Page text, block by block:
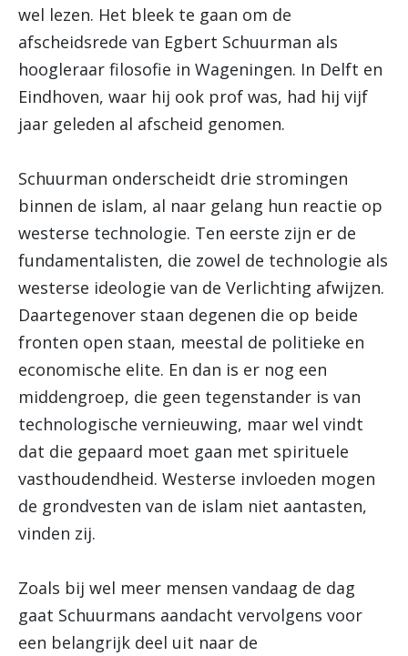
wel lezen. Het bleek te gaan om de
afscheidsrede van Egbert Schuurman als
hoogleraar filosofie in Wageningen. In Delft en
Eindhoven, waar hij ook prof was, had hij vijf
jaar geleden al afscheid genomen.
Schuurman onderscheidt drie stromingen
binnen de islam, al naar gelang hun reactie op
westerse technologie. Ten eerste zijn er de
fundamentalisten, die zowel de technologie als
westerse ideologie van de Verlichting afwijzen.
Daartegenover staan degenen die op beide
fronten open staan, meestal de politieke en
economische elite. En dan is er nog een
middengroep, die geen tegenstander is van
technologische vernieuwing, maar wel vindt
dat die gepaard moet gaan met spirituele
vasthoudendheid. Westerse invloeden mogen
de grondvesten van de islam niet aantasten,
vinden zij.
Zoals bij wel meer mensen vandaag de dag
gaat Schuurmans aandacht vervolgens voor
een belangrijk deel uit naar de